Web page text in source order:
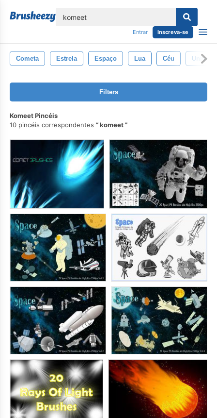
Entrar Inscreva-se
Cometa Estrela Espaço Lua Céu
Filters
Komeet Pincéis
10 pincéis correspondentes
komeet